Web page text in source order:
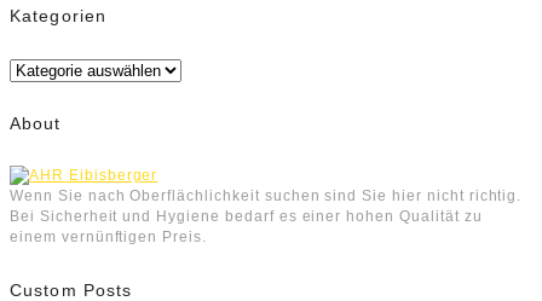
Kategorien
Kategorien
About
Wenn Sie nach Oberflächlichkeit suchen sind Sie hier nicht richtig.
Bei Sicherheit und Hygiene bedarf es einer hohen Qualität zu
einem vernünftigen Preis.
Custom Posts